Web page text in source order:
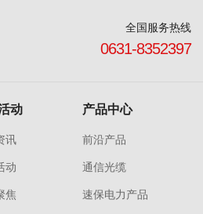
全国服务热线
0631-8352397
动
讯
动
焦
产品中心
前沿产品
通信光缆
速保电力产品